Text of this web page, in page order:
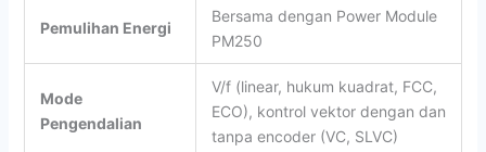
Pemulihan Energi
Bersama dengan Power Module
PM250
Mode
Pengendalian
V/f (linear, hukum kuadrat, FCC,
ECO), kontrol vektor dengan dan
tanpa encoder (VC, SLVC)